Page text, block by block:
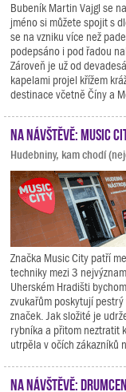
Bubeník Martin Vajgl se
jméno si můžete spojit s
se na vzniku více než
podepsáno i pod řadou
Zároveň je už od
kapelami projel křížem
destinace včetně Číny a
Na návštěvě: Music
Hudebniny, kam chodí
Značka Music City patří
techniky mezi 3
Uherském Hradišti
zvukařům poskytují
značek. Jak složité je
rybníka a přitom neztratit
utrpěla v očích zákazníků
Na návštěvě: